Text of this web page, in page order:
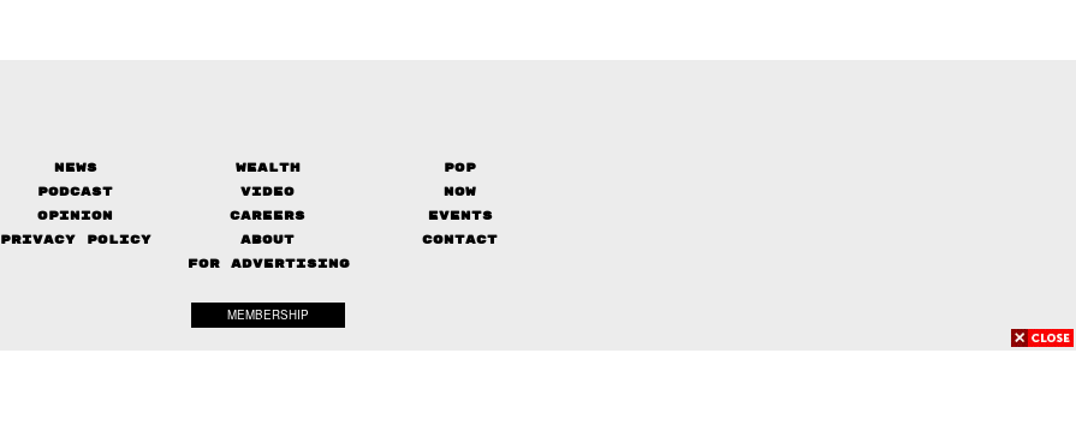
News Wealth
Pop
Podcast
Video
Now
Opinion
Careers
Events
Privacy Policy
About
Contact
FOR ADVERTISING
MEMBERSHIP